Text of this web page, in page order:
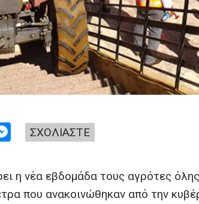
ΣΧΟΛΙΑΣΤΕ
se
n
η νέα εβδομάδα τους αγρότες
που ανακοινώθηκαν από την